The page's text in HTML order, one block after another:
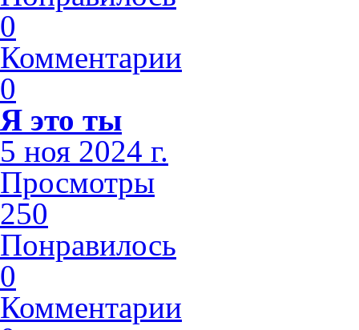
0
Комментарии
0
Я это ты
5 ноя 2024 г.
Просмотры
250
Понравилось
0
Комментарии